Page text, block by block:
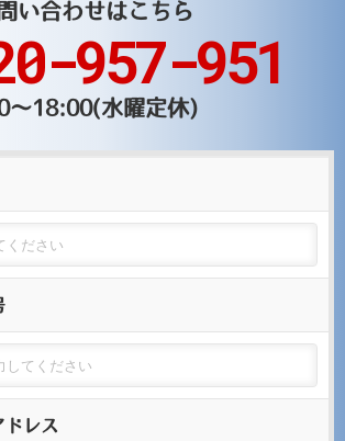
い合わせはこちら
957-951
～18:00(水曜定休)
ドレス